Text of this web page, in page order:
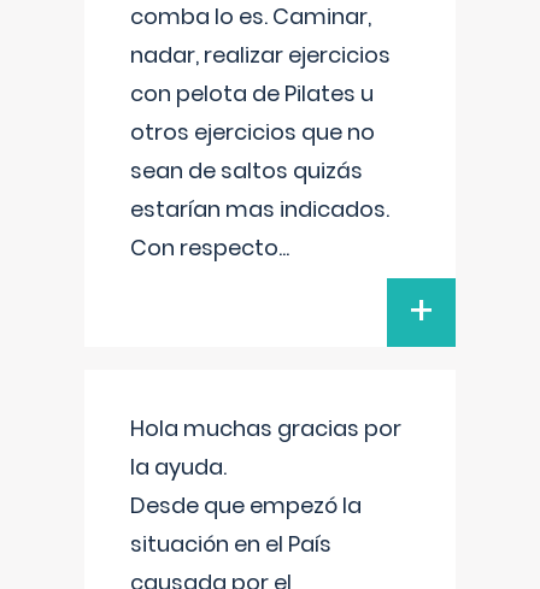
comba lo es. Caminar,
nadar, realizar ejercicios
con pelota de Pilates u
otros ejercicios que no
sean de saltos quizás
estarían mas indicados.
Con respecto...
+
Hola muchas gracias por
la ayuda.
Desde que empezó la
situación en el País
causada por el